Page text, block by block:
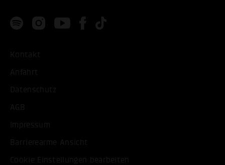
Kontakt
Anfahrt
Datenschutz
AGB
Impressum
Barrierearme Ansicht
Cookie Einstellungen bearbeiten